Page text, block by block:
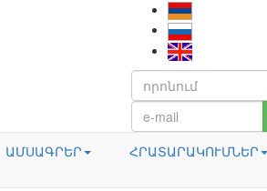
ԱՄՍԱԳՐԵՐ ՀՐԱՏԱՐԱԿՈՒՄՆԵՐ